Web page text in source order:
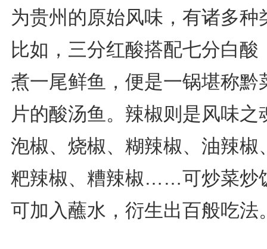
为贵州的原始风味，有诸多种
比如，三分红酸搭配七分白酸
煮一尾鲜鱼，便是一锅堪称黔
片的酸汤鱼。辣椒则是风味之
泡椒、烧椒、糊辣椒、油辣椒
粑辣椒、糟辣椒……可炒菜炒
可加入蘸水，衍生出百般吃法